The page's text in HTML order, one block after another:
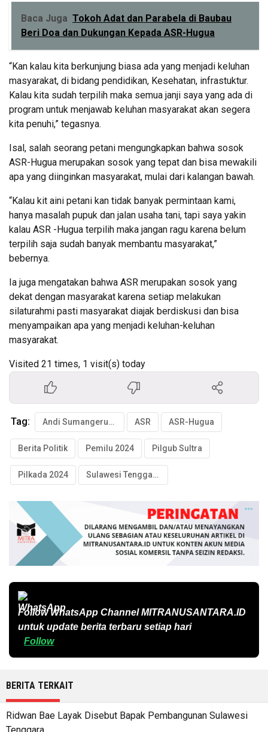
Baca Juga Tokoh Adat dan Parabela di Baubau
Beri Doa dan Dukungan Kepada ASR-Hugua
“Kan kalau kita berkunjung biasa ada yang menjadi keluhan
masyarakat, di bidang pendidikan, Kesehatan, infrastuktur.
Kalau kita sudah terpilih maka semua janji saya yang ada di
program untuk menjawab keluhan masyarakat akan segera
kita penuhi,” tegasnya.
Isal, salah seorang petani mengungkapkan bahwa sosok
ASR-Hugua merupakan sosok yang tepat dan bisa mewakili
apa yang diinginkan masyarakat, mulai dari kalangan bawah.
“Kalau kit aini petani kan tidak banyak permintaan kami,
hanya masalah pupuk dan jalan usaha tani, tapi saya yakin
kalau ASR -Hugua terpilih maka jangan ragu karena belum
terpilih saja sudah banyak membantu masyarakat,”
bebernya.
Ia juga mengatakan bahwa ASR merupakan sosok yang
dekat dengan masyarakat karena setiap melakukan
silaturahmi pasti masyarakat diajak berdiskusi dan bisa
menyampaikan apa yang menjadi keluhan-keluhan
masyarakat.
Visited 21 times, 1 visit(s) today
Tag: Andi Sumangerukka ASR ASR-Hugua
Berita Politik Pemilu 2024 Pilgub Sultra
Pilkada 2024 Sulawesi Tenggara
Follow WhatsApp ChannelMITRANUSANTARA.ID
untuk update berita terbaru setiap hari
Follow
BERITA TERKAIT
Ridwan Bae Layak Disebut Bapak Pembangunan Sulawesi